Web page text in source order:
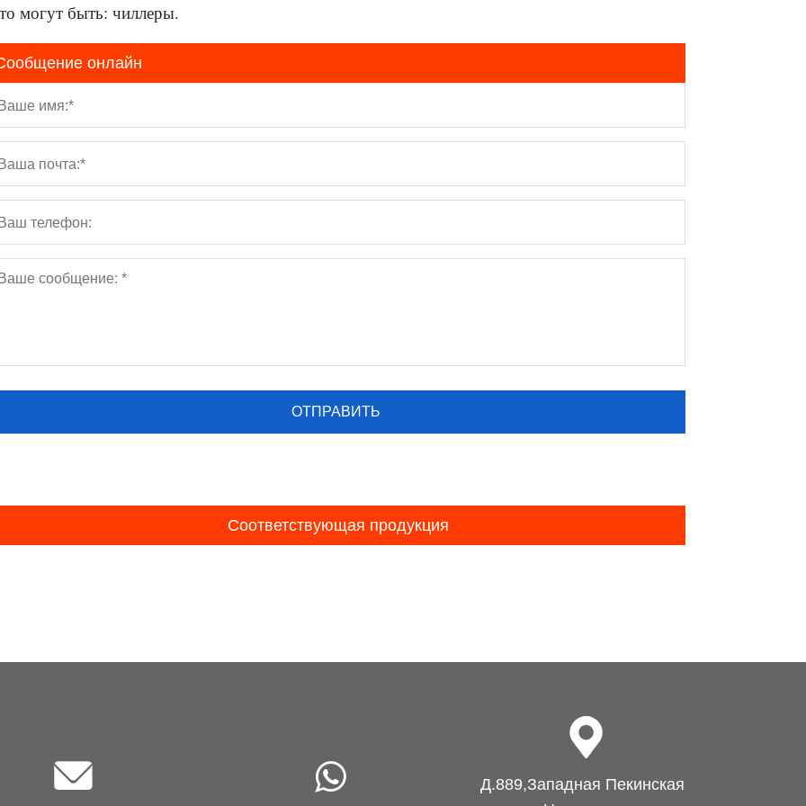
могут быть: чиллеры.
онлайн
Соответствующая продукция
Д.889,Западная Пекинская